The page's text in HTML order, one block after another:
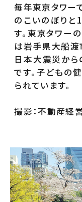
毎年東京タワー
のこいのぼりと
す。東京タワー
は岩手県大船渡
日本大震災から
です。子どもの
られています。
撮影：不動産経